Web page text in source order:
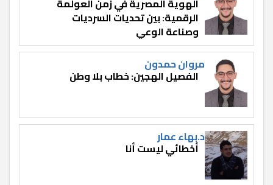
الهوية المصرية في زمن العولمة
الرقمية: بين تحديات السرديات
وصناعة الوعي
مروان حمدون
الفصيل الهجين: خطاب بلا وطن
د.بهاء عمار
أخطائي ليست أنا